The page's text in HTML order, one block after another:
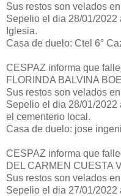
Sus restos son velados
Sepelio el dia 28/01/2022
Iglesia.
Casa de duelo: Ctel 6°
CESPAZ informa que
FLORINDA BALVINA
Sus restos son velados
Sepelio el dia 28/01/2022
el cementerio local.
Casa de duelo: jose
CESPAZ informa que
DEL CARMEN CUESTA
Sus restos son velados
Sepelio el dia 27/01/